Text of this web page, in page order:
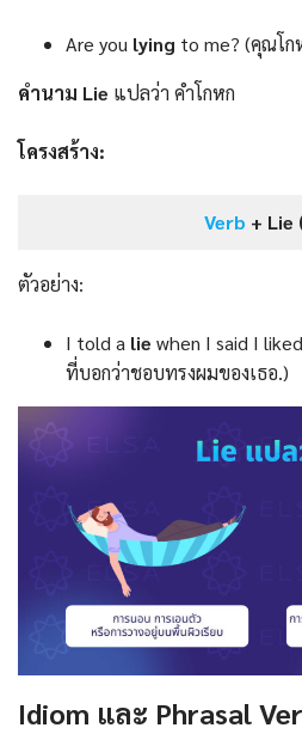
Are you lying to me? (คุณโ
คำนาม Lie แปลว่า คำโกหก
โครงสร้าง:
Verb + Lie
ตัวอย่าง:
I told a lie when I said I
ที่บอกว่าชอบทรงผมของเธอ.)
Idiom และ Phrasal